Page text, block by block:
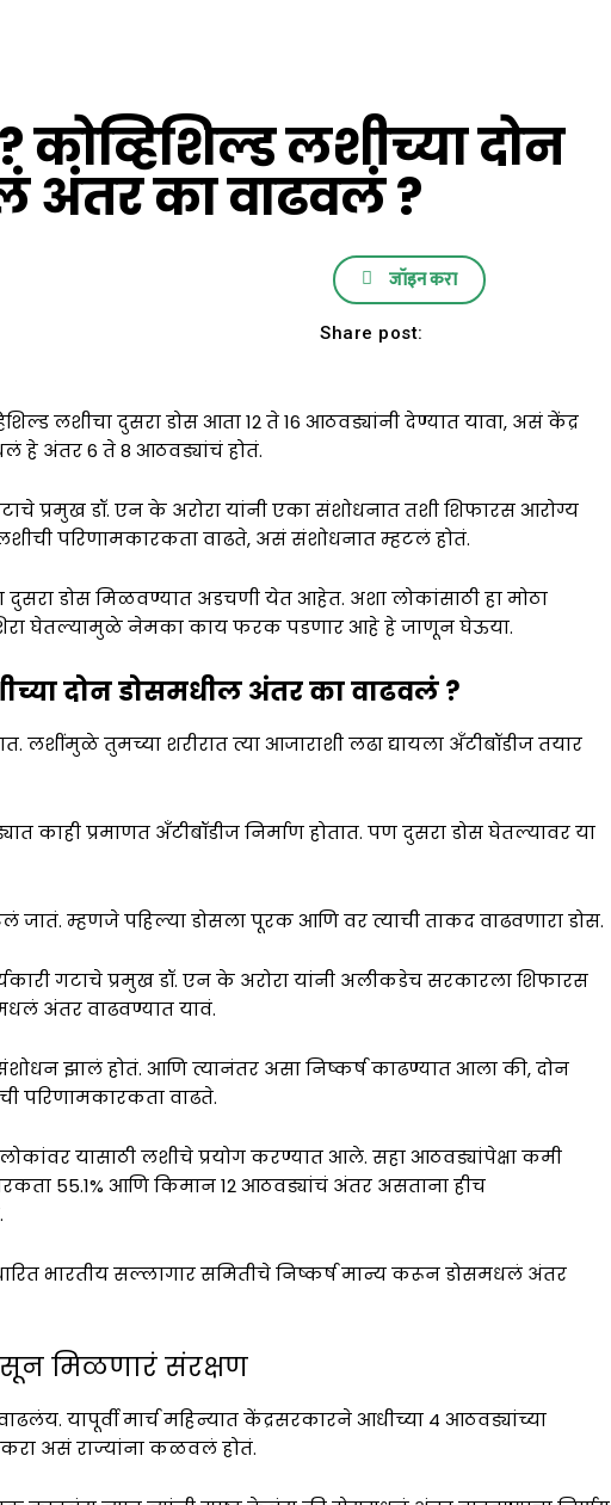
कोव्हिशिल्ड लशीच्या दोन
अंतर का वाढवलं ?
जॉइन करा
Share post:
लशीचा दुसरा डोस आता 12 ते 16 आठवड्यांनी देण्यात यावा, असं केंद्र
हे अंतर 6 ते 8 आठवड्यांचं होतं.
प्रमुख डॉ. एन के अरोरा यांनी एका संशोधनात तशी शिफारस आरोग्य
परिणामकारकता वाढते, असं संशोधनात म्हटलं होतं.
डोस मिळवण्यात अडचणी येत आहेत. अशा लोकांसाठी हा मोठा
घेतल्यामुळे नेमका काय फरक पडणार आहे हे जाणून घेऊया.
दोन डोसमधील अंतर का वाढवलं ?
तुमच्या शरीरात त्या आजाराशी लढा द्यायला अँटीबॉडीज तयार
काही प्रमाणत अँटीबॉडीज निर्माण होतात. पण दुसरा डोस घेतल्यावर या
जातं. म्हणजे पहिल्या डोसला पूरक आणि वर त्याची ताकद वाढवणारा डोस.
गटाचे प्रमुख डॉ. एन के अरोरा यांनी अलीकडेच सरकारला शिफारस
अंतर वाढवण्यात यावं.
संशोधन झालं होतं. आणि त्यानंतर असा निष्कर्ष काढण्यात आला की, दोन
परिणामकारकता वाढते.
यासाठी लशीचे प्रयोग करण्यात आले. सहा आठवड्यांपेक्षा कमी
55.1% आणि किमान 12 आठवड्यांचं अंतर असताना हीच
भारतीय सल्लागार समितीचे निष्कर्ष मान्य करून डोसमधलं अंतर
मिळणारं संरक्षण
यापूर्वी मार्च महिन्यात केंद्रसरकारने आधीच्या 4 आठवड्यांच्या
असं राज्यांना कळवलं होतं.